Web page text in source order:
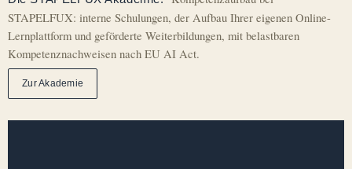
STAPELFUX: interne Schulungen, der Aufbau Ihrer eigenen Online-
Lernplattform und geförderte Weiterbildungen, mit belastbaren
Kompetenznachweisen nach EU AI Act.
Zur Akademie